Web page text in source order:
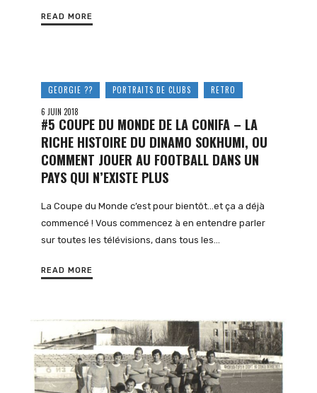
READ MORE
GEORGIE ?? PORTRAITS DE CLUBS
RETRO
6 JUIN 2018
#5 COUPE DU MONDE DE LA CONIFA – LA
RICHE HISTOIRE DU DINAMO SOKHUMI, OU
COMMENT JOUER AU FOOTBALL DANS UN
PAYS QUI N’EXISTE PLUS
La Coupe du Monde c’est pour bientôt…et ça a déjà
commencé ! Vous commencez à en entendre parler
sur toutes les télévisions, dans tous les…
READ MORE